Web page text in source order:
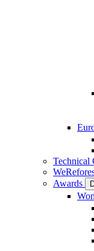
Technical
Awards